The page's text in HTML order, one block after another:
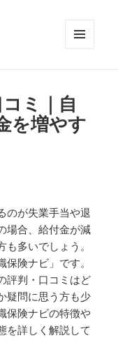
ミ｜自
を増やす
のが失業手当や退
場合、給付金が減
多いでしょう。
険ナビ」です。
評判・口コミはど
疑問に思う方も少
保険ナビの特徴や
を詳しく解説して